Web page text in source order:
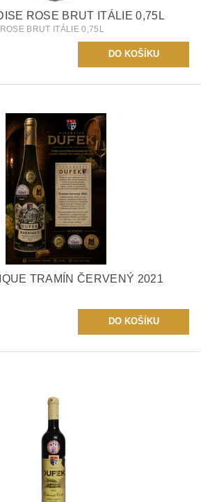
ROSE BRUT ITÁLIE 0,75L
BRUT ITÁLIE 0,75L
TRAMÍN ČERVENÝ 2021